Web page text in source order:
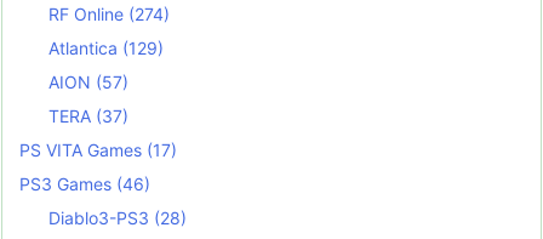
RF Online (274)
Atlantica (129)
AION (57)
TERA (37)
PS VITA Games (17)
PS3 Games (46)
Diablo3-PS3 (28)